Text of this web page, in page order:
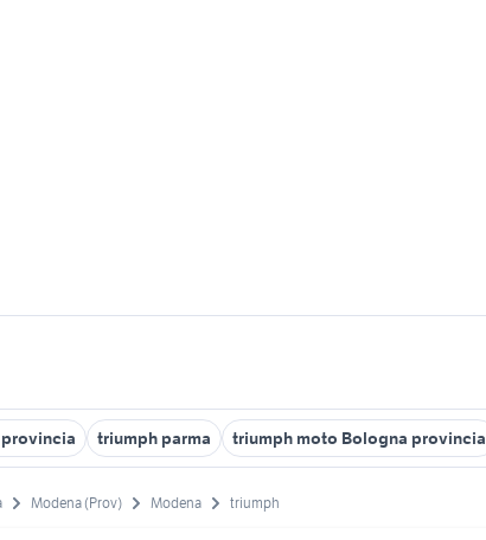
triumph parma triumph moto Bologna provincia
Modena (Prov) Modena triumph